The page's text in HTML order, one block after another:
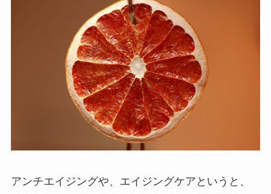
アンチエイジングや、エイジングケアというと、